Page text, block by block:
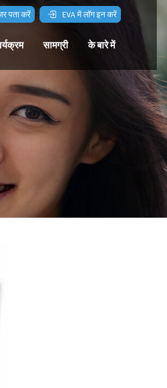
पता करें EVA में लॉग इन करें
सामग्री के बारे में